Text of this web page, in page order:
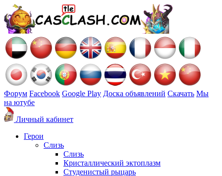
Форум Facebook Google Play Доска объявлений Скачать Мы
на ютубе
Личный кабинет
Герои
Слизь
Слизь
Кристаллический эктоплазм
Студенистый рыцарь